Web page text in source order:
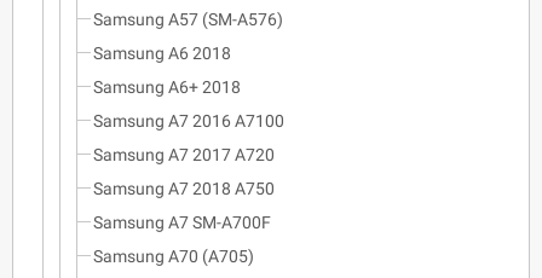
Samsung A57 (SM-A576)
Samsung A6 2018
Samsung A6+ 2018
Samsung A7 2016 A7100
Samsung A7 2017 A720
Samsung A7 2018 A750
Samsung A7 SM-A700F
Samsung A70 (A705)